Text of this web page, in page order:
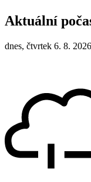
Aktuální
dnes, čtvrtek 6. 8. 2026